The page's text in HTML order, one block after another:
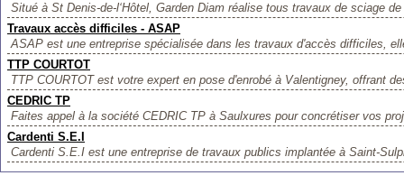
Situé à St Denis-de-l‘Hôtel, Garden Diam réalise tous travaux de sciage
Travaux accès difficiles - ASAP
ASAP est une entreprise spécialisée dans les travaux d'accès difficiles,
TTP COURTOT
TTP COURTOT est votre expert en pose d'enrobé à Valentigney, offrant
CEDRIC TP
Faites appel à la société CEDRIC TP à Saulxures pour concrétiser vos
Cardenti S.E.I
Cardenti S.E.I est une entreprise de travaux publics implantée à Saint-